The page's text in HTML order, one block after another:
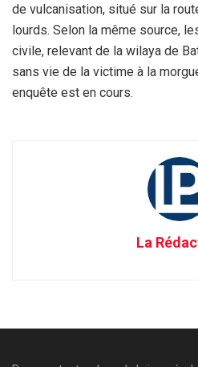
de vulcanisation, situé sur la
lourds. Selon la même source,
civile, relevant de la wilaya de
sans vie de la victime à la
enquête est en cours.
La